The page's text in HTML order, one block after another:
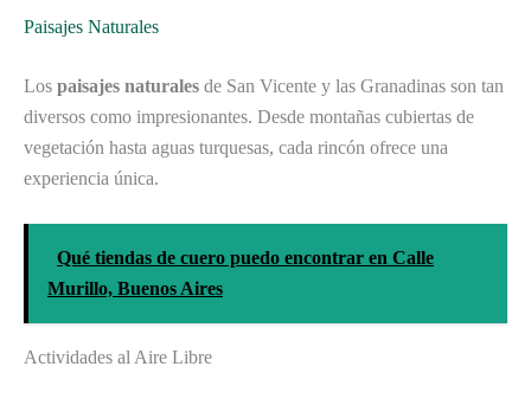
Paisajes Naturales
Los paisajes naturales de San Vicente y las Granadinas son tan
diversos como impresionantes. Desde montañas cubiertas de
vegetación hasta aguas turquesas, cada rincón ofrece una
experiencia única.
Qué tiendas de cuero puedo encontrar en Calle
Murillo, Buenos Aires
Actividades al Aire Libre